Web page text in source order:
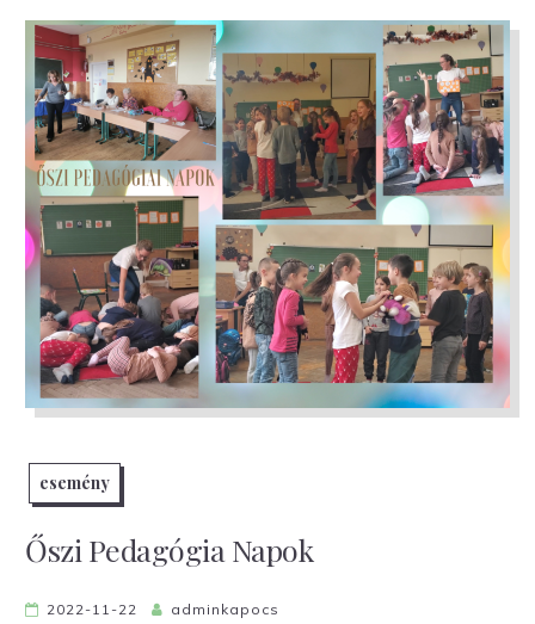
esemény
Őszi Pedagógia Napok
2022-11-22 adminkapocs